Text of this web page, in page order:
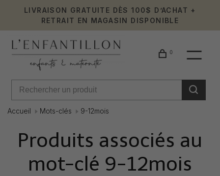
LIVRAISON GRATUITE DÈS 100$ D’ACHAT +
RETRAIT EN MAGASIN DISPONIBLE
0
Accueil Mots-clés 9-12mois
Produits associés au
mot-clé 9-12mois